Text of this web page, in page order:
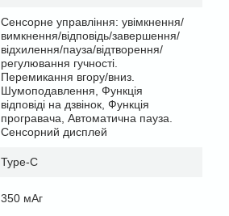
Сенсорне управління: увімкнення/
вимкнення/відповідь/завершення/
відхилення/пауза/відтворення/
регулювання гучності.
Перемикання вгору/вниз.
Шумоподавлення, Функція
відповіді на дзвінок, Функція
програвача, Автоматична пауза.
Сенсорний дисплей
Type-C
350 мАг